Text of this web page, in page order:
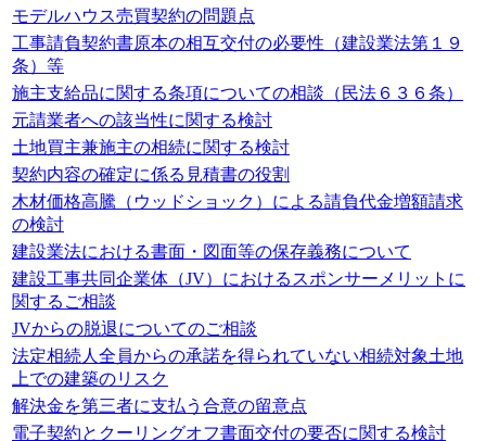
モデルハウス売買契約の問題点
工事請負契約書原本の相互交付の必要性（建設業法第１９
条）等
施主支給品に関する条項についての相談（民法６３６条）
元請業者への該当性に関する検討
土地買主兼施主の相続に関する検討
契約内容の確定に係る見積書の役割
木材価格高騰（ウッドショック）による請負代金増額請求
の検討
建設業法における書面・図面等の保存義務について
建設工事共同企業体（JV）におけるスポンサーメリットに
関するご相談
JVからの脱退についてのご相談
法定相続人全員からの承諾を得られていない相続対象土地
上での建築のリスク
解決金を第三者に支払う合意の留意点
電子契約とクーリングオフ書面交付の要否に関する検討